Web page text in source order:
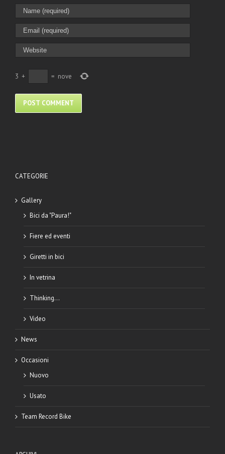
3 + = nove
CATEGORIE
Gallery
Bici da "Paura!"
Fiere ed eventi
Giretti in bici
In vetrina
Thinking…
Video
News
Occasioni
Nuovo
Usato
Team Record Bike